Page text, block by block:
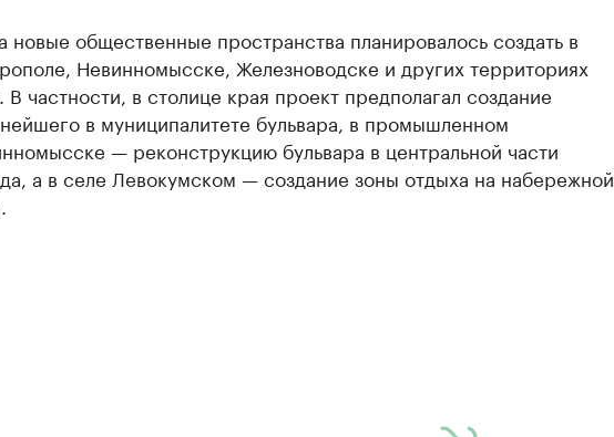
новые общественные пространства планировалось создать в
Невинномысске, Железноводске и других территориях
В частности, в столице края проект предполагал создание
в муниципалитете бульвара, в промышленном
— реконструкцию бульвара в центральной части
а в селе Левокумском — создание зоны отдыха на набережной